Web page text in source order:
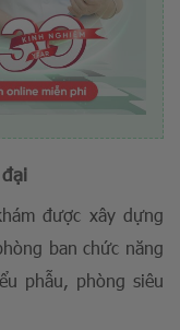
được xây dựng
ban chức năng
phẫu, phòng siêu